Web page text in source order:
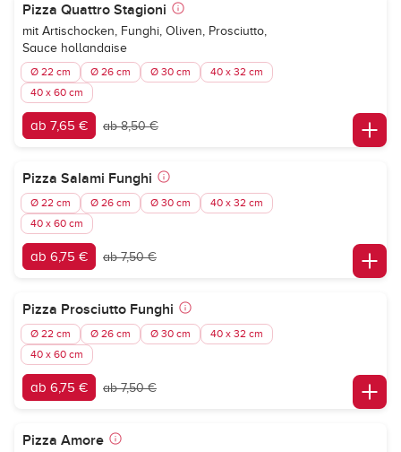
Pizza Quattro Stagioni
mit Artischocken, Funghi, Oliven, Prosciutto,
Sauce hollandaise
Ø 22 cm Ø 26 cm Ø 30 cm
40 x 32 cm
40 x 60 cm
ab 7,65 € ab 8,50 €
Pizza Salami Funghi
Ø 22 cm Ø 26 cm Ø 30 cm
40 x 32 cm
40 x 60 cm
ab 6,75 € ab 7,50 €
Pizza Prosciutto Funghi
Ø 22 cm Ø 26 cm Ø 30 cm
40 x 32 cm
40 x 60 cm
ab 6,75 € ab 7,50 €
Pizza Amore